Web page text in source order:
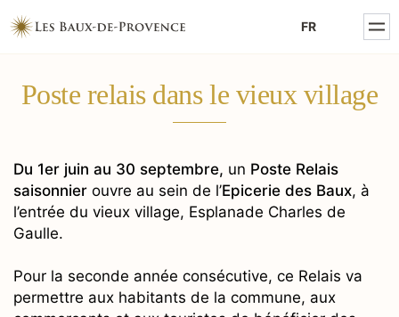
FR
POLITIQUE DE CONFIDENTIALITÉ
Poste relais dans le vieux village
Du 1er juin au 30 septembre, un Poste Relais
saisonnier ouvre au sein de l’Epicerie des Baux, à
l’entrée du vieux village, Esplanade Charles de
Gaulle.
Pour la seconde année consécutive, ce Relais va
permettre aux habitants de la commune, aux